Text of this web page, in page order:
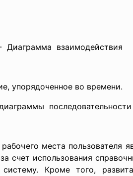
Диаграмма взаимодействия
упорядоченное во времени.
последовательности
места пользователя
счет использования
Кроме того,